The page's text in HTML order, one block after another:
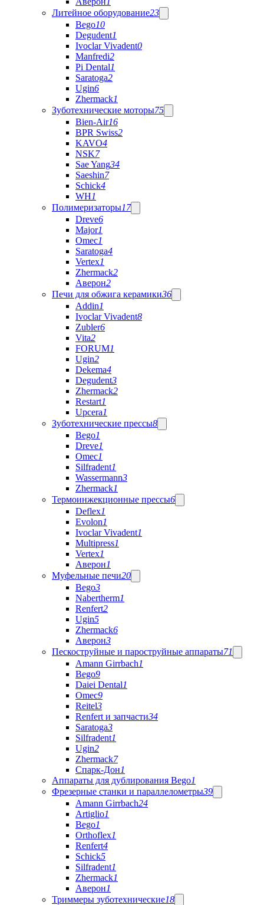
Литейное оборудование23
Bego10
Degudent1
Ivoclar Vivadent0
Manfredi2
Pi Dental1
Saratoga2
Ugin6
Zhermack1
Зуботехнические моторы75
Bien-Air16
BPR Swiss2
KAVO4
NSK7
Sae Yang34
Saeshin7
Schick4
WH1
Полимеризаторы17
Dreve6
Major1
Omec1
Saratoga4
Vertex1
Zhermack2
Аверон2
Печи для обжига керамики36
Addin1
Ivoclar Vivadent8
Zubler6
Vita2
FORUM1
Ugin2
Dekema4
Degudent3
Zhermack2
Restart1
Upcera1
Зуботехнические прессы8
Bego1
Dreve1
Omec1
Silfradent1
Wassermann3
Zhermack1
Термоинжекционные прессы6
Deflex1
Evolon1
Ivoclar Vivadent1
Multipress1
Vertex1
Аверон1
Муфельные печи20
Bego3
Nabertherm1
Renfert2
Ugin5
Zhermack6
Аверон3
Пескоструйные и пароструйные аппараты71
Amann Girrbach1
Bego9
Daiei Dental1
Omec9
Reitel3
Renfert и запчасти34
Saratoga3
Silfradent1
Ugin2
Zhermack7
Спарк-Дон1
Аппараты для дублирования Bego1
Фрезерные станки и параллелометры39
Amann Girrbach24
Artiglio1
Bego1
Orthoflex1
Renfert4
Schick5
Silfradent1
Zhermack1
Аверон1
Триммеры зуботехнические18